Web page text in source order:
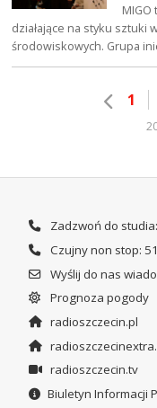
działające na styku sztuki
środowiskowych. Grupa
1
Zadzwoń do
Czujny non stop:
Wyślij do nas
Prognoza pogody
radioszczecin.pl
radioszczecin.tv
Biuletyn Informacji